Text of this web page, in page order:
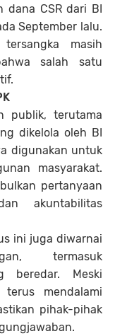
dana CSR dari BI
September lalu.
masih
salah satu
publik, terutama
dikelola oleh BI
digunakan untuk
masyarakat.
pertanyaan
akuntabilitas
ini juga diwarnai
termasuk
beredar. Meski
mendalami
pihak-pihak